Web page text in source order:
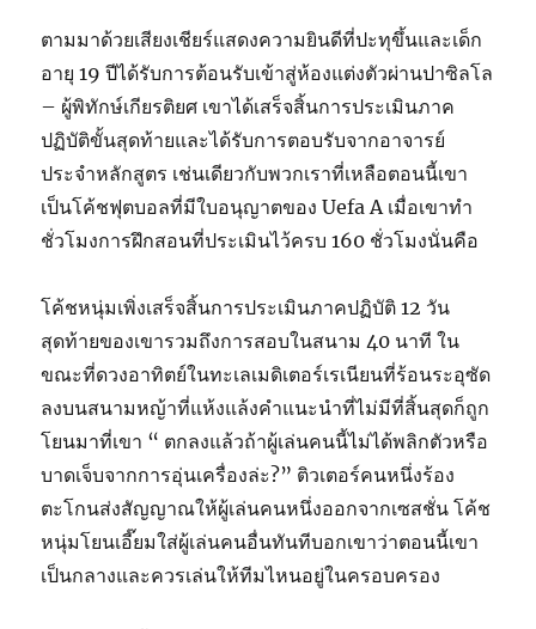
ตามมาด้วยเสียงเชียร์แสดงความยินดีที่ปะทุขึ้นและเด็ก
อายุ 19 ปีได้รับการต้อนรับเข้าสู่ห้องแต่งตัวผ่านปาซิลโล
– ผู้พิทักษ์เกียรติยศ เขาได้เสร็จสิ้นการประเมินภาค
ปฏิบัติขั้นสุดท้ายและได้รับการตอบรับจากอาจารย์
ประจำหลักสูตร เช่นเดียวกับพวกเราที่เหลือตอนนี้เขา
เป็นโค้ชฟุตบอลที่มีใบอนุญาตของ Uefa A เมื่อเขาทำ
ชั่วโมงการฝึกสอนที่ประเมินไว้ครบ 160 ชั่วโมงนั่นคือ
โค้ชหนุ่มเพิ่งเสร็จสิ้นการประเมินภาคปฏิบัติ 12 วัน
สุดท้ายของเขารวมถึงการสอบในสนาม 40 นาที ใน
ขณะที่ดวงอาทิตย์ในทะเลเมดิเตอร์เรเนียนที่ร้อนระอุซัด
ลงบนสนามหญ้าที่แห้งแล้งคำแนะนำที่ไม่มีที่สิ้นสุดก็ถูก
โยนมาที่เขา “ ตกลงแล้วถ้าผู้เล่นคนนี้ไม่ได้พลิกตัวหรือ
บาดเจ็บจากการอุ่นเครื่องล่ะ?” ติวเตอร์คนหนึ่งร้อง
ตะโกนส่งสัญญาณให้ผู้เล่นคนหนึ่งออกจากเซสชั่น โค้ช
หนุ่มโยนเอี๊ยมใส่ผู้เล่นคนอื่นทันทีบอกเขาว่าตอนนี้เขา
เป็นกลางและควรเล่นให้ทีมไหนอยู่ในครอบครอง